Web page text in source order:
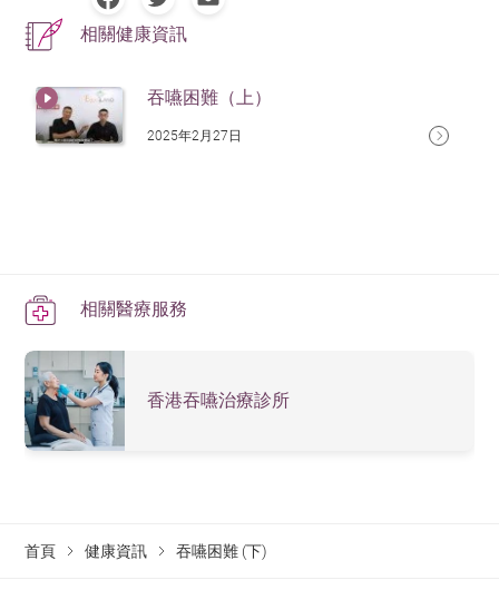
相關健康資訊
吞嚥困難（上）
2025年2月27日
相關醫療服務
香港吞嚥治療診所
首頁 健康資訊 吞嚥困難 (下)